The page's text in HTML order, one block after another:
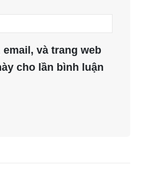
và trang web
cho lần bình luận